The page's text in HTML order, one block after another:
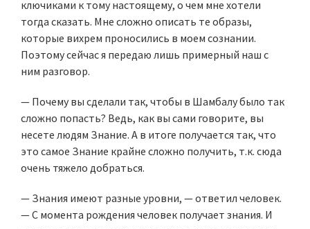
ключиками к тому настоящему, о чем мне хотели
тогда сказать. Мне сложно описать те образы,
которые вихрем проносились в моем сознании.
Поэтому сейчас я передаю лишь примерный наш с
ним разговор.
— Почему вы сделали так, чтобы в Шамбалу было так
сложно попасть? Ведь, как вы сами говорите, вы
несете людям Знание. А в итоге получается так, что
это самое Знание крайне сложно получить, т.к. сюда
очень тяжело добраться.
— Знания имеют разные уровни, — ответил человек.
— С момента рождения человек получает знания. И